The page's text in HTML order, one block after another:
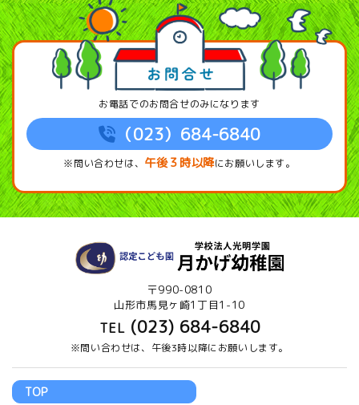
お電話でのお問合せのみになります
（023）684-6840
※問い合わせは、 午後３時以降にお願いします。
〒990-0810
山形市馬見ヶ崎1丁目1-10
TEL (023) 684-6840
※問い合わせは、午後3時以降にお願いします。
TOP